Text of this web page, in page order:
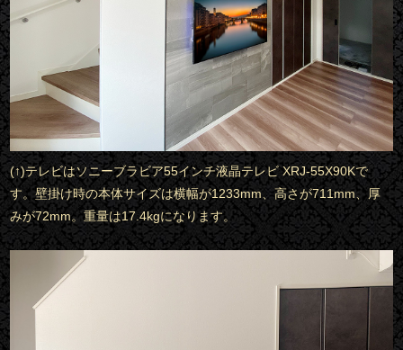
(↑)テレビはソニーブラビア55インチ液晶テレビ XRJ-55X90Kで
す。壁掛け時の本体サイズは横幅が1233mm、高さが711mm、厚
みが72mm。重量は17.4kgになります。